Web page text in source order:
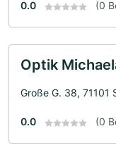
0.0 (0
Optik
Große G. 38, 71101
0.0 (0